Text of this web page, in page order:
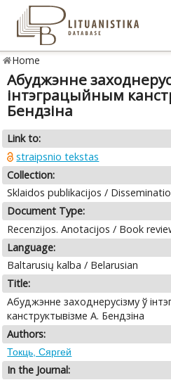
Home
Абуджэнне
інтэграцыйным
Бендзіна
Link to:
straipsnio tekstas
Collection:
Sklaidos publikacijos /
Document Type:
Recenzijos. Anotacijos / Book
Language:
Baltarusių kalba / Belarusian
Title:
Абуджэнне заходнерусізму ў
канструктывізме А. Бендзіна
Authors:
Токць, Сяргей
In the Journal: